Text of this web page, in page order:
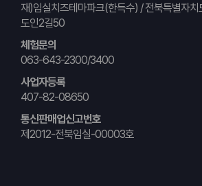
재)임실치즈테마파크(한득수) / 전북특별자치
도인2길50
체험문의
063-643-2300/3400
사업자등록
407-82-08650
통신판매업신고번호
제2012-전북임실-00003호